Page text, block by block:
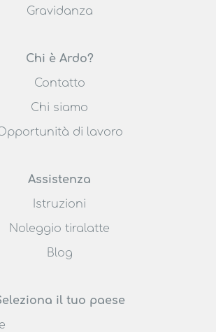
Gravidanza
Chi è Ardo?
Contatto
Chi siamo
di lavoro
Assistenza
Istruzioni
Noleggio tiralatte
Blog
il tuo paese